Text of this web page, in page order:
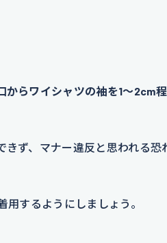
からワイシャツの袖を1～2cm
ず、マナー違反と思われる恐
するようにしましょう。